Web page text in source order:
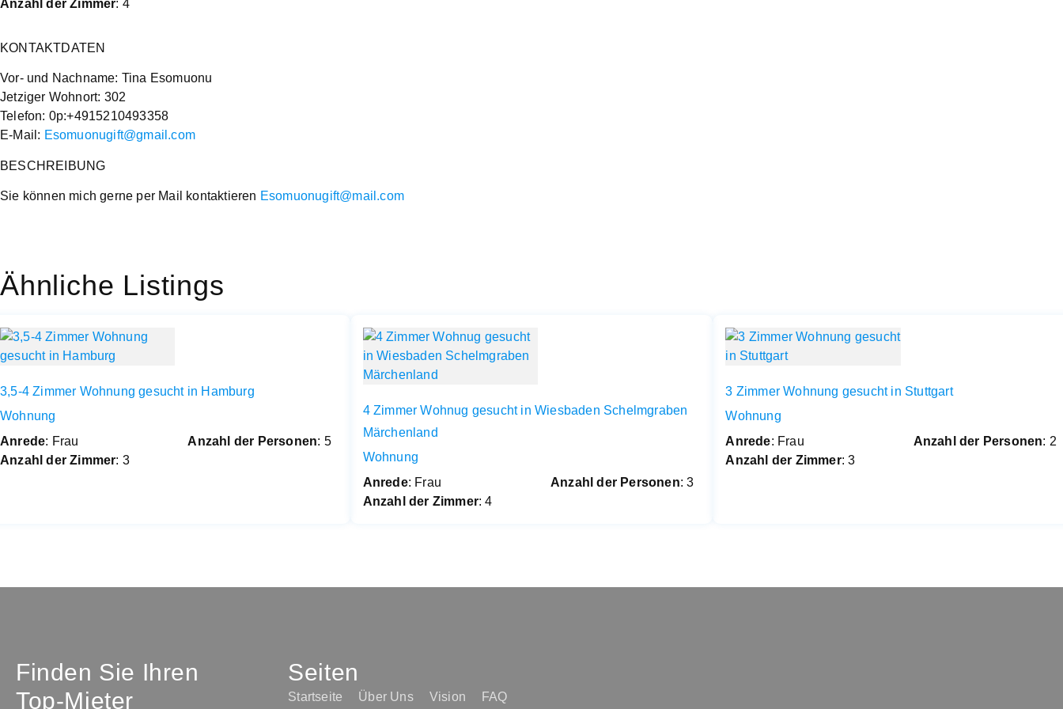
Anzahl der Zimmer: 4
KONTAKTDATEN
Vor- und Nachname: Tina Esomuonu
Jetziger Wohnort: 302
Telefon: 0p:+4915210493358
E-Mail: Esomuonugift@gmail.com
BESCHREIBUNG
Sie können mich gerne per Mail kontaktieren Esomuonugift@mail.com
Ähnliche Listings
3,5-4 Zimmer Wohnung gesucht in Hamburg
Wohnung
Anrede: Frau Anzahl der Personen: 5
Anzahl der Zimmer: 3
4 Zimmer Wohnug gesucht in Wiesbaden Schelmgraben
Märchenland
Wohnung
Anrede: Frau Anzahl der Personen: 3
Anzahl der Zimmer: 4
3 Zimmer Wohnung gesucht in Stuttgart
Wohnung
Anrede: Frau Anzahl der Personen: 2
Anzahl der Zimmer: 3
Finden Sie Ihren
Top-Mieter
Seiten
Startseite Über Uns Vision FAQ